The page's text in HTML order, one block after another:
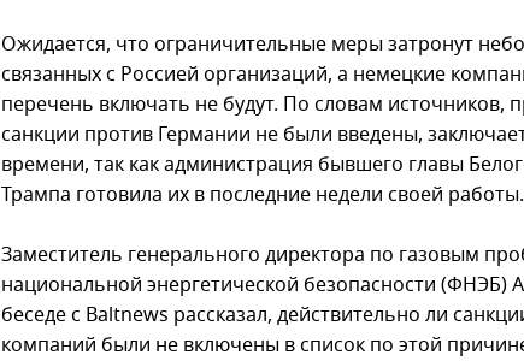
Ожидается, что ограничительные меры затронут
связанных с Россией организаций, а немецкие
перечень включать не будут. По словам источников,
санкции против Германии не были введены,
времени, так как администрация бывшего главы
Трампа готовила их в последние недели своей работы.
Заместитель генерального директора по газовым
национальной энергетической безопасности (ФНЭБ)
беседе с Baltnews рассказал, действительно ли
компаний были не включены в список по этой